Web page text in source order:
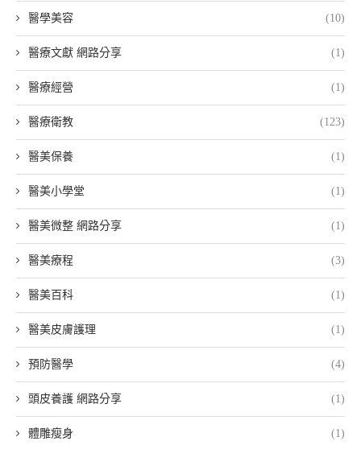
醫學美容 (10)
醫療文獻 網路分享 (1)
醫療經營 (1)
醫療衛教 (123)
醫美保養 (1)
醫美小學堂 (1)
醫美微整 網路分享 (1)
醫美療程 (3)
醫美百科 (1)
醫美皮膚護理 (1)
預防醫學 (4)
頭皮養護 網路分享 (1)
體雕瘦身 (1)